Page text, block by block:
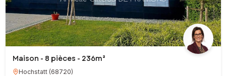
Maison - 8 pièces - 236m²
Hochstatt(68720)